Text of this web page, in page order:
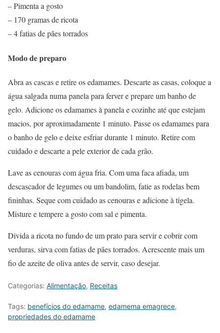
– Pimenta a gosto
– 170 gramas de ricota
– 4 fatias de pães torrados
Modo de preparo
Abra as cascas e retire os edamames. Descarte as casas, coloque a
água salgada numa panela para ferver e prepare um banho de
gelo. Adicione os edamames à panela e cozinhe até que estejam
macios, por aproximadamente 1 minuto. Passe os edamames para
o banho de gelo e deixe esfriar durante 1 minuto. Retire com
cuidado e descarte a pele exterior de cada grão.
Lave as cenouras com água fria. Com uma faca afiada, um
descascador de legumes ou um bandolim, fatie as rodelas bem
fininhas. Seque com cuidado as cenouras e adicione à tigela.
Misture e tempere a gosto com sal e pimenta.
Divida a ricota no fundo de um prato para servir e cobrir com
verduras, sirva com fatias de pães torrados. Acrescente mais um
fio de azeite de oliva antes de servir, caso desejar.
Categorias: Alimentação, Receitas
Tags: benefícios do edamame, edamema emagrece,
propriedades do edamame